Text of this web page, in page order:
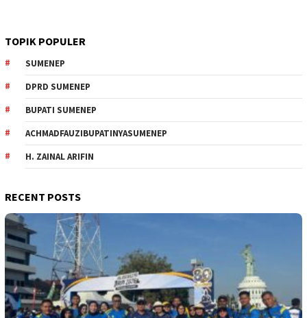
TOPIK POPULER
SUMENEP
DPRD SUMENEP
BUPATI SUMENEP
ACHMADFAUZIBUPATINYASUMENEP
H. ZAINAL ARIFIN
RECENT POSTS